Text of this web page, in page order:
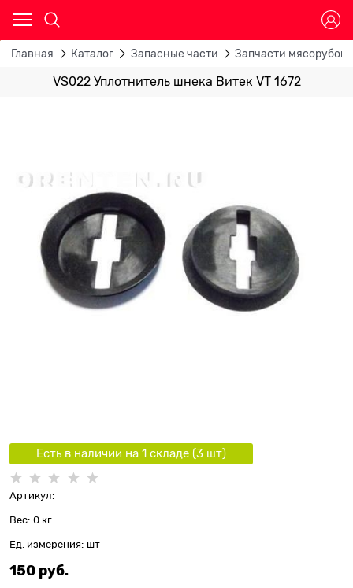
Главная Каталог Запасные части Запчасти мясорубок
VS022 Уплотнитель шнека Витек VT 1672
Есть в наличии на 1 складe (3шт)
Артикул:
Вес: 0 кг.
Ед. измерения: шт
150 руб.